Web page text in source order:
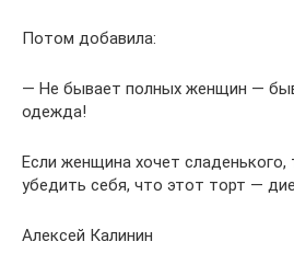
Потом добавила:
— Не бывает полных женщин —
одежда!
Если женщина хочет
убедить себя, что этот торт —
Алексей Калинин